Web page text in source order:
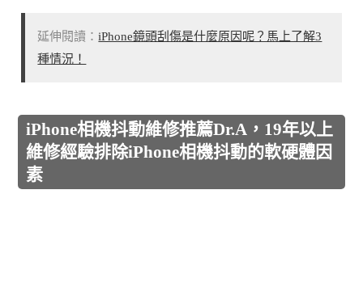
延伸閱讀：iPhone鏡頭刮傷是什麼原因呢？馬上了解3
種情況！
iPhone相機抖動維修推薦Dr.A，19年以上
維修經驗排除iPhone相機抖動的軟硬體因
素